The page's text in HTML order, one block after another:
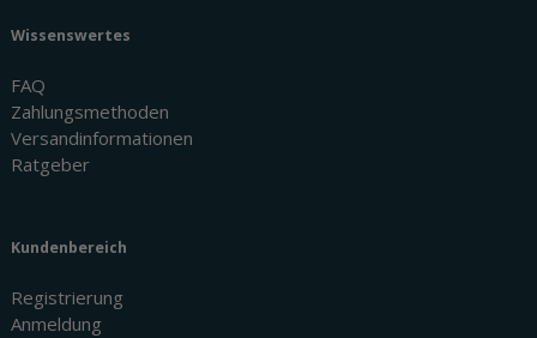
Wissenswertes
FAQ
Zahlungsmethoden
Versandinformationen
Ratgeber
Kundenbereich
Registrierung
Anmeldung